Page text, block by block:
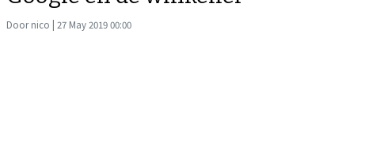
Door nico | 27 May 2019 00:00